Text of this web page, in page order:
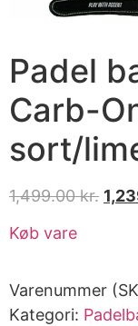
Padel
Carb-
sort/
1,499.00kr.
Køb vare
Varenummer
Kategori: